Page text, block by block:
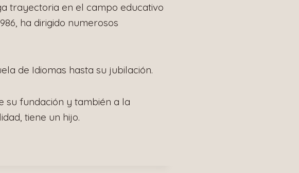
trayectoria en el campo educativo
ha dirigido numerosos
de Idiomas hasta su jubilación.
su fundación y también a la
tiene un hijo.